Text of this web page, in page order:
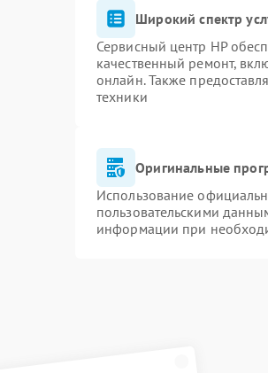
Широкий спектр
Сервисный центр HP
качественный ремонт,
онлайн. Также
техники
Оригинальные
Использование
пользовательскими
информации при